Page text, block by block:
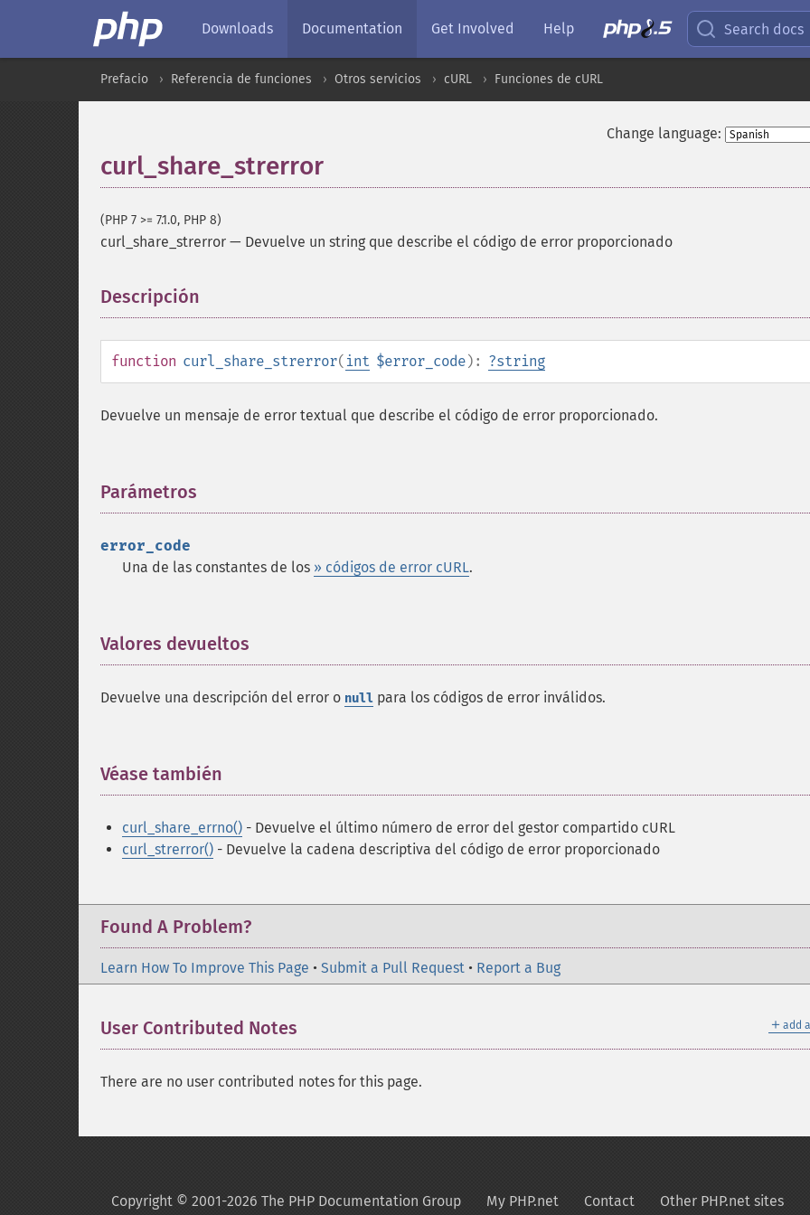
Downloads Documentation Get Involved Help Search docs
Prefacio Referencia de funciones Otros servicios cURL Funciones de cURL
Change language:
curl_share_strerror
(PHP 7 >= 7.1.0, PHP 8)
curl_share_strerror — Devuelve un string que describe el código de error proporcionado
Descripción
function curl_share_strerror( int $error_code): ?string
Devuelve un mensaje de error textual que describe el código de error proporcionado.
Parámetros
error_code
Una de las constantes de los » códigos de error cURL.
Valores devueltos
Devuelve una descripción del error o null para los códigos de error inválidos.
Véase también
curl_share_errno() - Devuelve el último número de error del gestor compartido cURL
curl_strerror() - Devuelve la cadena descriptiva del código de error proporcionado
Found A Problem?
Learn How To Improve This Page • Submit a Pull Request • Report a Bug
＋ add
User Contributed Notes
There are no user contributed notes for this page.
Copyright © 2001-2026 The PHP Documentation Group My PHP.net Contact Other PHP.net sites